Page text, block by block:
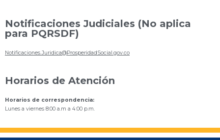
Notificaciones Judiciales (No aplica
para PQRSDF)
Notificaciones.Juridica@ProsperidadSocial.gov.co
Horarios de Atención
Horarios de correspondencia:
Lunes a viernes 8:00 a.m a 4:00 p.m.